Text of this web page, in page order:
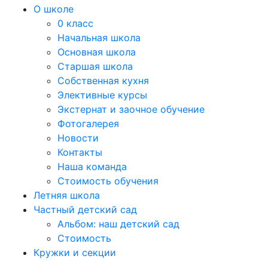
О школе
0 класс
Начальная школа
Основная школа
Старшая школа
Собственная кухня
Элективные курсы
Экстернат и заочное обучение
Фотогалерея
Новости
Контакты
Наша команда
Стоимость обучения
Летняя школа
Частный детский сад
Альбом: наш детский сад
Стоимость
Кружки и секции